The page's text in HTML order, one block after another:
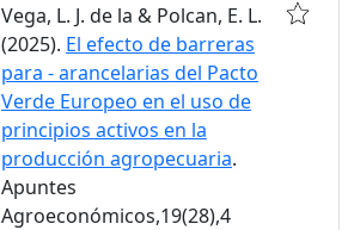
Vega, L. J. de la & Polcan, E. L.
(2025). El efecto de barreras
para - arancelarias del Pacto
Verde Europeo en el uso de
principios activos en la
producción agropecuaria.
Apuntes
Agroeconómicos,19(28),4